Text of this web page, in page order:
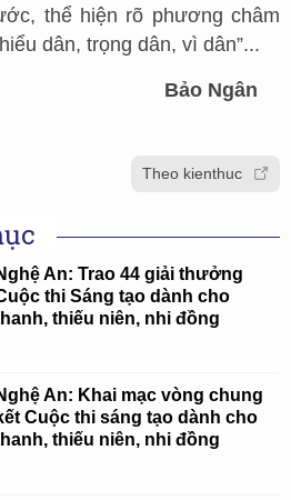
thể hiện rõ phương châm
dân, trọng dân, vì dân”...
Bảo Ngân
Theo kienthuc
An: Trao 44 giải thưởng
thi Sáng tạo dành cho
thiếu niên, nhi đồng
An: Khai mạc vòng chung
Cuộc thi sáng tạo dành cho
thiếu niên, nhi đồng